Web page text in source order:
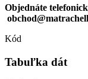
Objednáte
Kód
Tabuľka dát